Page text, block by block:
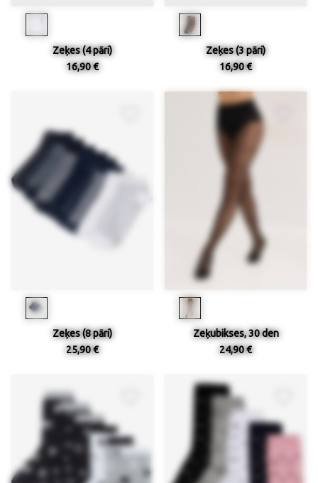
Zeķes (4 pāri)
16,90 €
Zeķes (3 pāri)
16,90 €
Zeķes (8 pāri)
25,90 €
Zeķubikses, 30 den
24,90 €